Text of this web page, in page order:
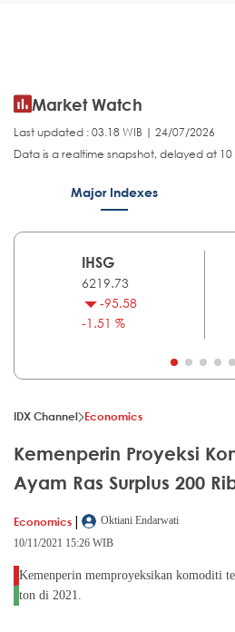
Market Watch
Last updated : 03.18 WIB | 24/07/2026
Data is a realtime snapshot, delayed at 10
Major Indexes
IHSG
6219.73
-95.58
-1.51 %
IDX Channel Economics
Kemenperin Proyeksi
Ayam Ras Surplus 200
Economics |
Oktiani Endarwati
10/11/2021 15:26 WIB
Kemenperin memproyeksikan komoditi
ton di 2021.